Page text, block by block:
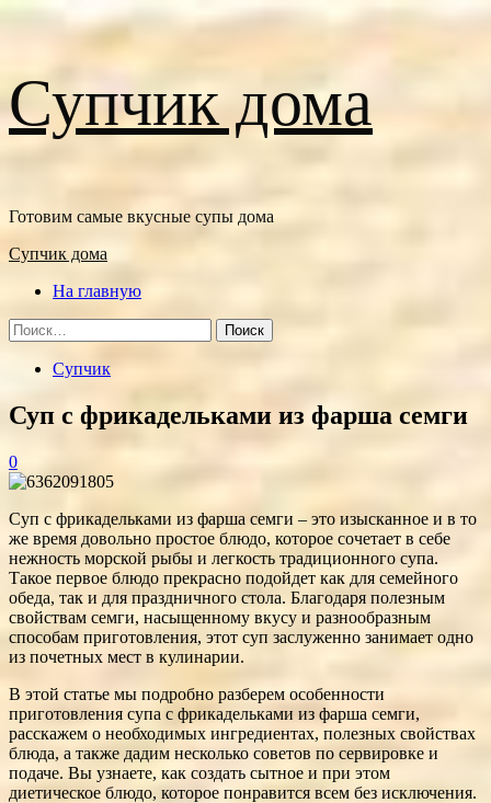
к
содержимому
Супчик дома
Готовим самые вкусные супы дома
Основное
Супчик дома
На главную
Найти:
Супчик
Суп с фрикадельками из фарша семги
0
Суп с фрикадельками из фарша семги – это изысканное и в то
же время довольно простое блюдо, которое сочетает в себе
нежность морской рыбы и легкость традиционного супа.
Такое первое блюдо прекрасно подойдет как для семейного
обеда, так и для праздничного стола. Благодаря полезным
свойствам семги, насыщенному вкусу и разнообразным
способам приготовления, этот суп заслуженно занимает одно
из почетных мест в кулинарии.
В этой статье мы подробно разберем особенности
приготовления супа с фрикадельками из фарша семги,
расскажем о необходимых ингредиентах, полезных свойствах
блюда, а также дадим несколько советов по сервировке и
подаче. Вы узнаете, как создать сытное и при этом
диетическое блюдо, которое понравится всем без исключения.